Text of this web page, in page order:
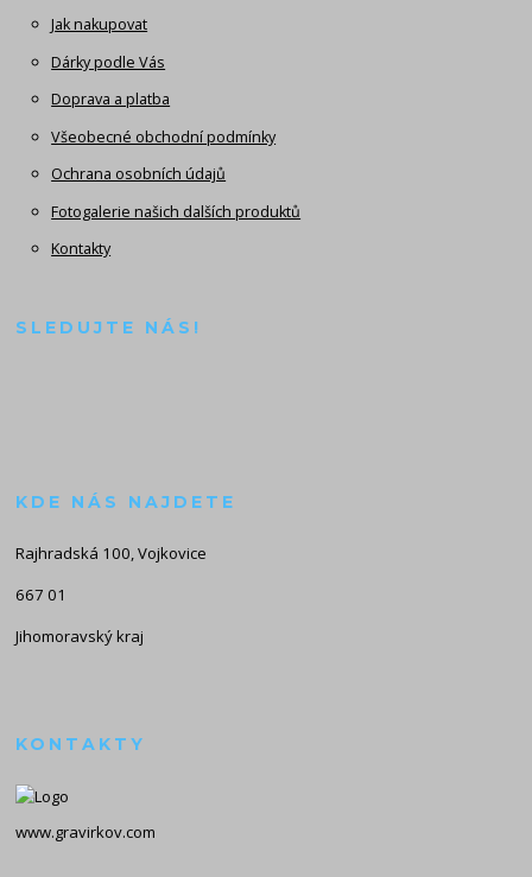
Jak nakupovat
Dárky podle Vás
Doprava a platba
Všeobecné obchodní podmínky
Ochrana osobních údajů
Fotogalerie našich dalších produktů
Kontakty
SLEDUJTE NÁS!
KDE NÁS NAJDETE
Rajhradská 100, Vojkovice
667 01
Jihomoravský kraj
KONTAKTY
www.gravirkov.com